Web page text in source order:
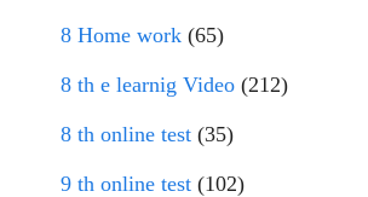
8 Home work (65)
8 th e learnig Video (212)
8 th online test (35)
9 th online test (102)